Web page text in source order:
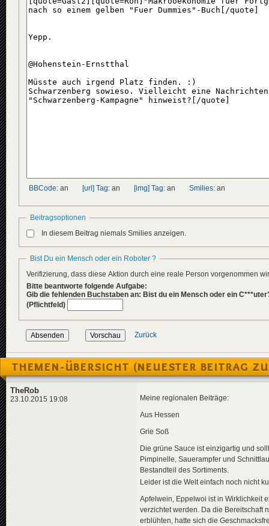
BBCode: an [url] Tag: an [img] Tag: an Smilies: an
Beitragsoptionen
In diesem Beitrag niemals Smilies anzeigen.
Bist Du ein Mensch oder ein Roboter ?
Verifizierung, dass diese Aktion durch eine reale Person vorgenommen
Bitte beantworte folgende Aufgabe:
Gib die fehlenden Buchstaben an: Bist du ein Mensch oder ein
(Pflichtfeld)
Zurück
THEMEN-ÜBERSICHT (NEUESTER BEITRAG
TheRob
23.10.2015 19:08 Meine regionalen Beiträge:
Aus Hessen
Grie Soß
Die grüne Sauce ist einzigartig und
Pimpinelle, Sauerampfer und
Bestandteil des Sortiments.
Leider ist die Welt einfach noch nicht
Apfelwein, Eppelwoi ist in Wirklichkeit
verzichtet werden. Da die Bereitschaft
erblühten, hatte sich die